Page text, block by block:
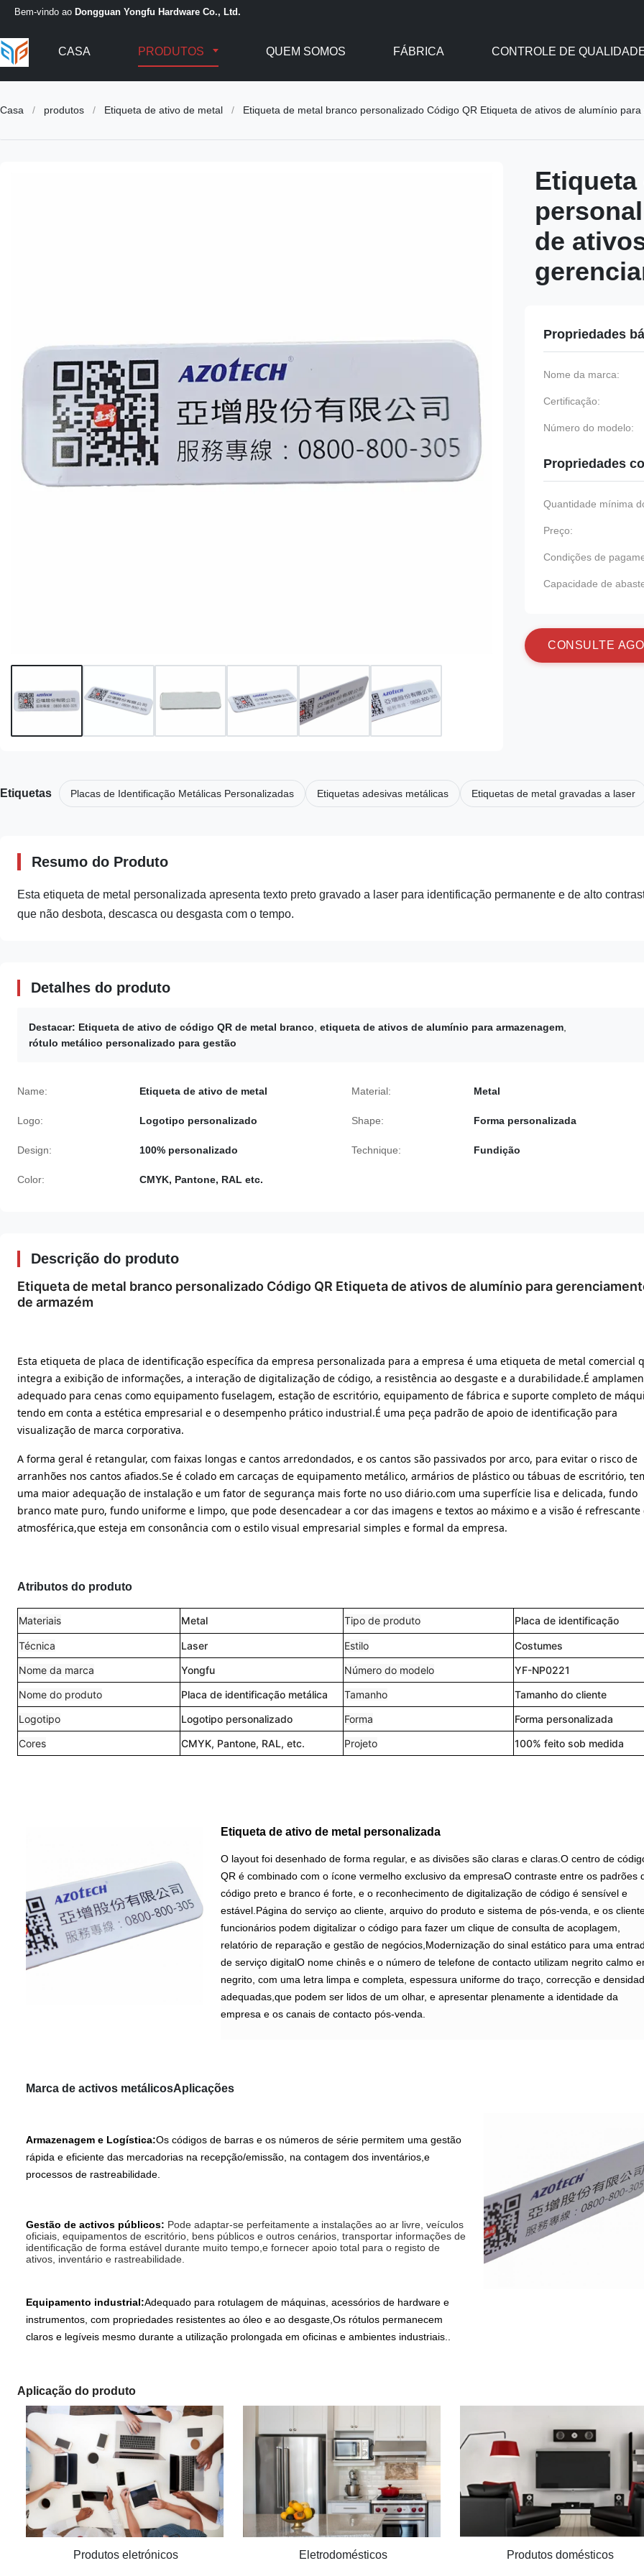
Bem-vindo ao Dongguan Yongfu Hardware Co., Ltd.
CASA PRODUTOS QUEM SOMOS FÁBRICA CONTROLE DE
Casa / produtos / Etiqueta de ativo de metal / Etiqueta de metal branco personalizado Código QR Etiqueta de ativos de alumínio
de
Propriedades
Nome da marca:
Certificação:
Número do modelo:
Propriedades
Quantidade mínima
Preço:
Condições de
Capacidade de
CON SU LTE AGO
Etiquetas Placas de Identificação Metálicas Personalizadas Etiquetas adesivas metálicas Etiquetas de metal gravadas a laser
Resumo do Produto
Esta etiqueta de metal personalizada apresenta texto preto gravado a laser para identificação permanente e de alto
que não desbota, descasca ou desgasta com o tempo.
Detalhes do produto
Destacar: Etiqueta de ativo de código QR de metal branco etiqueta de ativos de alumínio para armazenagem
rótulo metálico personalizado para gestão
Name: Etiqueta de ativo de metal Material: Metal
Logo: Logotipo personalizado Shape: Forma personalizada
Design: 100% personalizado Technique: Fundição
Color: CMYK, Pantone, RAL etc.
Descrição do produto
Etiqueta de metal branco personalizado Código QR Etiqueta de ativos de alumínio para
de armazém
Esta etiqueta de placa de identificação específica da empresa personalizada para a empresa é uma etiqueta de metal comercial
integra a exibição de informações, a interação de digitalização de código, a resistência ao desgaste e a durabilidade.É
adequado para cenas como equipamento fuselagem, estação de escritório, equipamento de fábrica e suporte completo de
tendo em conta a estética empresarial e o desempenho prático industrial.É uma peça padrão de apoio de identificação para
visualização de marca corporativa.
A forma geral é retangular, com faixas longas e cantos arredondados, e os cantos são passivados por arco, para evitar o risco de
arranhões nos cantos afiados.Se é colado em carcaças de equipamento metálico, armários de plástico ou tábuas de escritório,
uma maior adequação de instalação e um fator de segurança mais forte no uso diário.com uma superfície lisa e delicada, fundo
branco mate puro, fundo uniforme e limpo, que pode desencadear a cor das imagens e textos ao máximo e a visão é refrescante
atmosférica,que esteja em consonância com o estilo visual empresarial simples e formal da empresa.
Atributos do produto
Materiais Metal Tipo de produto Placa de identificação
Técnica Laser Estilo
Costumes
Nome da marca
Yongfu Número do modelo
YF-NP0221
Nome do produto
Placa de identificação metálica Tamanho
Tamanho do cliente
Logotipo
Logotipo personalizado Forma
Forma personalizada
Cores
CMYK, Pantone, RAL, etc. Projeto 100% feito sob medida
Etiqueta de ativo de metal personalizada
O layout foi desenhado de forma regular, e as divisões são claras e claras.O centro de
QR é combinado com o ícone vermelho exclusivo da empresaO contraste entre os padrões
código preto e branco é forte, e o reconhecimento de digitalização de código é sensível e
estável.Página do serviço ao cliente, arquivo do produto e sistema de pós-venda, e os
funcionários podem digitalizar o código para fazer um clique de consulta de acoplagem,
relatório de reparação e gestão de negócios,Modernização do sinal estático para uma
de serviço digitalO nome chinês e o número de telefone de contacto utilizam negrito calmo
negrito, com uma letra limpa e completa, espessura uniforme do traço, correcção e
adequadas,que podem ser lidos de um olhar, e apresentar plenamente a identidade da
empresa e os canais de contacto pós-venda.
Marca de activos metálicosAplicações
Armazenagem e Logística:Os códigos de barras e os números de série permitem uma gestão
rápida e eficiente das mercadorias na recepção/emissão, na contagem dos inventários,e
processos de rastreabilidade.
Gestão de activos públicos: Pode adaptar-se perfeitamente a instalações ao ar livre, veículos
oficiais, equipamentos de escritório, bens públicos e outros cenários, transportar informações de
identificação de forma estável durante muito tempo,e fornecer apoio total para o registo de
ativos, inventário e rastreabilidade.
Equipamento industrial:Adequado para rotulagem de máquinas, acessórios de hardware e
instrumentos, com propriedades resistentes ao óleo e ao desgaste,Os rótulos permanecem
claros e legíveis mesmo durante a utilização prolongada em oficinas e ambientes industriais..
Aplicação do produto
Produtos eletrónicos Eletrodomésticos Produtos domésticos